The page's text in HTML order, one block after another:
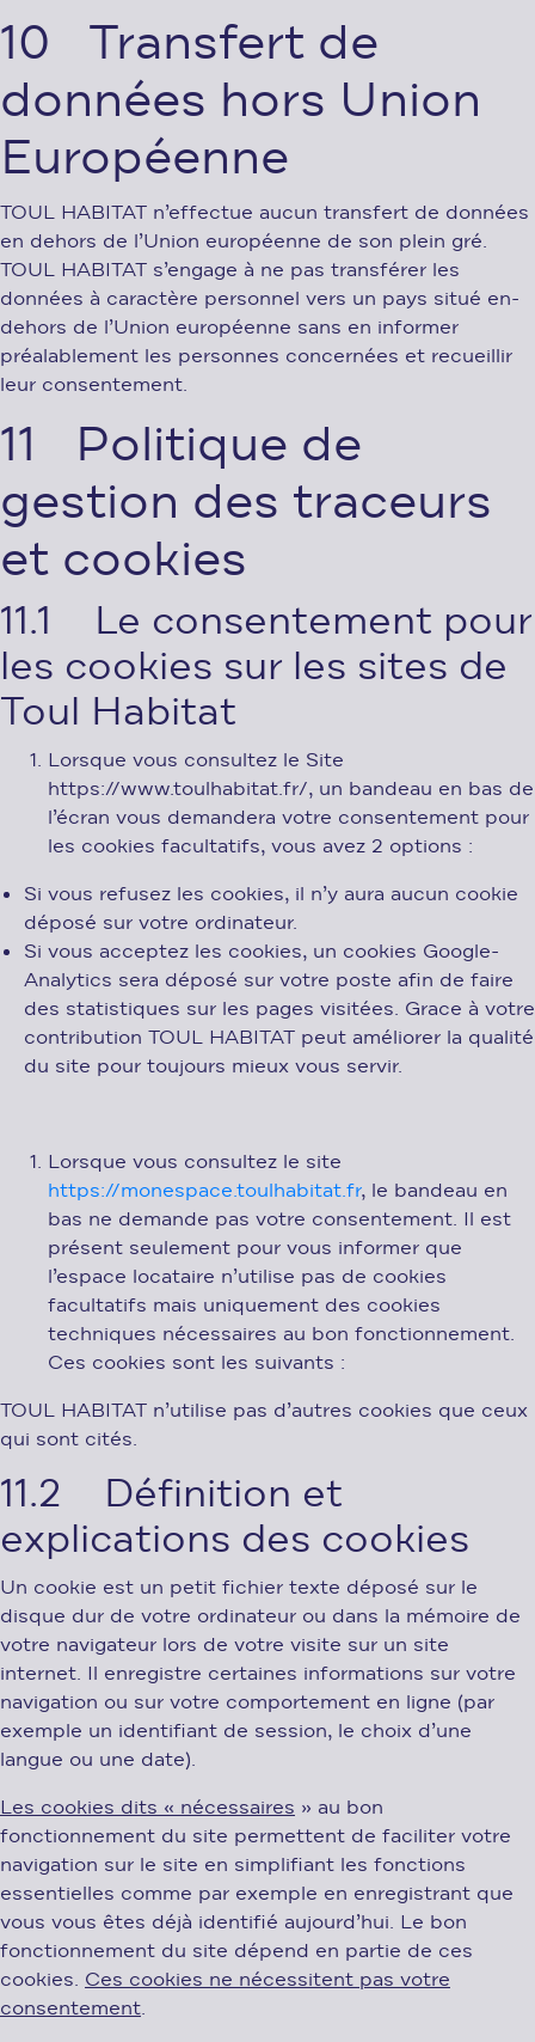
10 Transfert de
données hors Union
Européenne
TOUL HABITAT n’effectue aucun transfert de données
en dehors de l’Union européenne de son plein gré.
TOUL HABITAT s’engage à ne pas transférer les
données à caractère personnel vers un pays situé en-
dehors de l’Union européenne sans en informer
préalablement les personnes concernées et recueillir
leur consentement.
11 Politique de
gestion des traceurs
et cookies
11.1 Le consentement pour
les cookies sur les sites de
Toul Habitat
Lorsque vous consultez le Site
https://www.toulhabitat.fr/, un bandeau en bas de
l’écran vous demandera votre consentement pour
les cookies facultatifs, vous avez 2 options :
Si vous refusez les cookies, il n’y aura aucun cookie
déposé sur votre ordinateur.
Si vous acceptez les cookies, un cookies Google-
Analytics sera déposé sur votre poste afin de faire
des statistiques sur les pages visitées. Grace à votre
contribution TOUL HABITAT peut améliorer la qualité
du site pour toujours mieux vous servir.
Lorsque vous consultez le site
https://monespace.toulhabitat.fr, le bandeau en
bas ne demande pas votre consentement. Il est
présent seulement pour vous informer que
l’espace locataire n’utilise pas de cookies
facultatifs mais uniquement des cookies
techniques nécessaires au bon fonctionnement.
Ces cookies sont les suivants :
TOUL HABITAT n’utilise pas d’autres cookies que ceux
qui sont cités.
11.2 Définition et
explications des cookies
Un cookie est un petit fichier texte déposé sur le
disque dur de votre ordinateur ou dans la mémoire de
votre navigateur lors de votre visite sur un site
internet. Il enregistre certaines informations sur votre
navigation ou sur votre comportement en ligne (par
exemple un identifiant de session, le choix d’une
langue ou une date).
Les cookies dits « nécessaires » au bon
fonctionnement du site permettent de faciliter votre
navigation sur le site en simplifiant les fonctions
essentielles comme par exemple en enregistrant que
vous vous êtes déjà identifié aujourd’hui. Le bon
fonctionnement du site dépend en partie de ces
cookies. Ces cookies ne nécessitent pas votre
consentement.